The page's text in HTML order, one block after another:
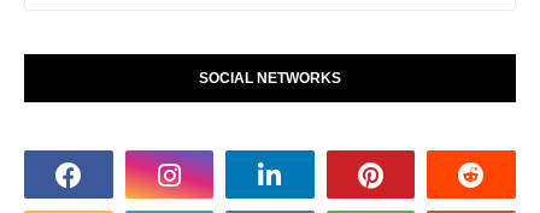
SOCIAL NETWORKS